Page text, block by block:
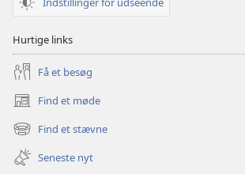
Hurtige links
Få et besøg
Find et møde
(åbner
nyt
vindue)
Find et stævne
(åbner
nyt
vindue)
Seneste nyt